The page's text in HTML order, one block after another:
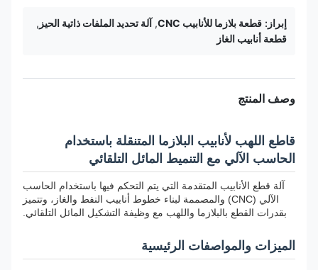
إبراز: قطعة بلازما للأنابيب CNC , آلة تحديد الملفات ذاتية الحيز ,
قطعة أنابيب الغاز
وصف المنتج
قاطع اللهب لأنابيب البلازما المتنقلة باستخدام
الحاسب الآلي مع التنميط المائل التلقائي
آلة قطع الأنابيب المتقدمة التي يتم التحكم فيها باستخدام الحاسب
الآلي (CNC) والمصممة لبناء خطوط أنابيب النفط والغاز، وتتميز
بقدرات القطع بالبلازما واللهب مع وظيفة التشكيل المائل التلقائي.
الميزات والمواصفات الرئيسية